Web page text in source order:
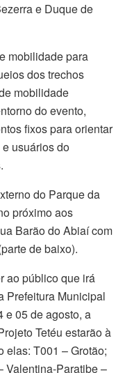
e Duque de
mobilidade para
dos trechos
mobilidade
do evento,
fixos para orientar
usuários do
do Parque da
próximo aos
Barão do Abiaí com
de baixo).
ao público que irá
Prefeitura Municipal
e 05 de agosto, a
Tetéu estarão à
elas: T001 – Grotão;
Valentina-Paratibe –